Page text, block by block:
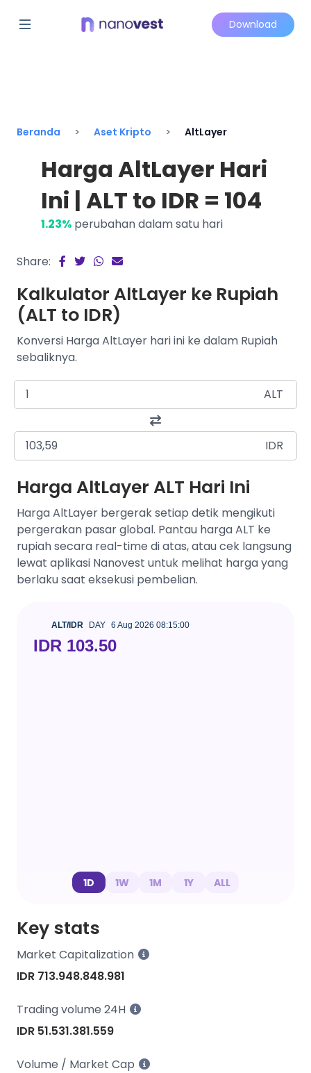
Download
Beranda Aset Kripto AltLayer
Harga AltLayer Hari
Ini | ALT to IDR = 104
1.23%perubahan dalam satu hari
Share:
Kalkulator AltLayer ke Rupiah
(ALT to IDR)
Konversi Harga AltLayer hari ini ke dalam Rupiah
sebaliknya.
ALT
IDR
Harga AltLayer ALT Hari Ini
Harga AltLayer bergerak setiap detik mengikuti
pergerakan pasar global. Pantau harga ALT ke
rupiah secara real-time di atas, atau cek langsung
lewat aplikasi Nanovest untuk melihat harga yang
berlaku saat eksekusi pembelian.
ALT/IDR DAY 6 Aug 2026 08:15:00
IDR 103.50
1D 1W 1M 1Y ALL
Key stats
Market Capitalization
IDR 713.948.848.981
Trading volume 24H
IDR 51.531.381.559
Volume / Market Cap